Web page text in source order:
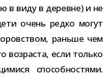
в виду в деревне) и не
очень редко могут
раньше чем
воз­раста, если только
спо­соб­но­стями.